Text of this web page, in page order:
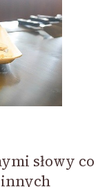
słowy co